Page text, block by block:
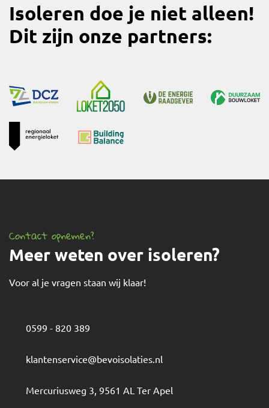
Isoleren doe je niet alleen!
Dit zijn onze partners:
Contact opnemen?
Meer weten over isoleren?
Voor al je vragen staan wij klaar!
0599 - 820 389
klantenservice@bevoisolaties.nl
Mercuriusweg 3, 9561 AL Ter Apel